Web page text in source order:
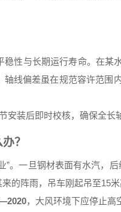
性与长期运行寿命。在某
线偏差虽在规范容许范围
装后即时校核，确保全长
？
。一旦钢材表面有水汽，
的阵雨，吊车刚起吊至15
，大风环境下应停止高